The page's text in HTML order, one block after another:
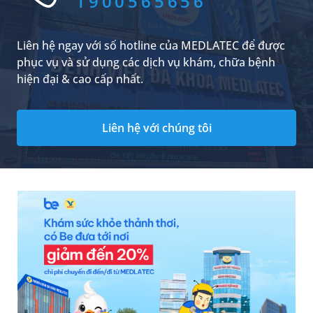
quả điều trị ở mỗi người không hoàn toàn
giống nhau và chịu tác động của nhiều yếu tố.
Liên hệ ngay với số hotline của MEDLATEC để được
phục vụ và sử dụng các dịch vụ khám, chữa bệnh
hiện đại & cao cấp nhất.
Liên hệ với chúng tôi